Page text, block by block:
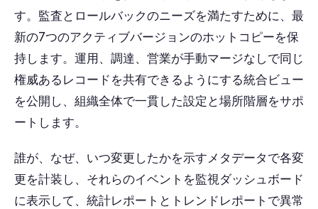
す。監査とロールバックのニーズを満たすために、最
新の7つのアクティブバージョンのホットコピーを保
持します。運用、調達、営業が手動マージなしで同じ
権威あるレコードを共有できるようにする統合ビュー
を公開し、組織全体で一貫した設定と場所階層をサポ
ートします。
誰が、なぜ、いつ変更したかを示すメタデータで各変
更を計装し、それらのイベントを監視ダッシュボード
に表示して、統計レポートとトレンドレポートで異常